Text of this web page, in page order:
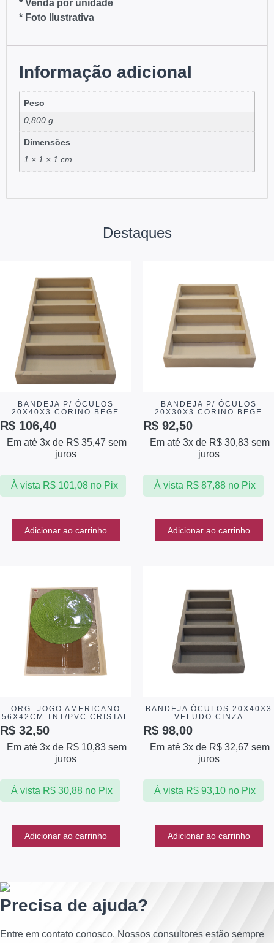
* Venda por unidade
* Foto Ilustrativa
Informação adicional
Peso
0,800 g
Dimensões
1 × 1 × 1 cm
Destaques
BANDEJA P/ ÓCULOS
20X40X3 CORINO BEGE
R$ 106,40
Em até 3x de R$ 35,47 sem
juros
À vista R$101,08 no Pix
Adicionar ao carrinho
BANDEJA P/ ÓCULOS
20X30X3 CORINO BEGE
R$ 92,50
Em até 3x de R$ 30,83 sem
juros
À vista R$87,88 no Pix
Adicionar ao carrinho
ORG. JOGO AMERICANO
56X42CM TNT/PVC CRISTAL
R$ 32,50
Em até 3x de R$ 10,83 sem
juros
À vista R$30,88 no Pix
Adicionar ao carrinho
BANDEJA ÓCULOS 20X40X3
VELUDO CINZA
R$ 98,00
Em até 3x de R$ 32,67 sem
juros
À vista R$93,10 no Pix
Adicionar ao carrinho
Precisa de ajuda?
Entre em contato conosco. Nossos consultores estão sempre